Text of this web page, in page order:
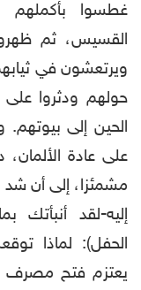
غطسوا بأكملهم
القسيس، ثم
ويرتعشون في
حولهم ودثروا
الحين إلى بيوتهم.
على عادة
مشمئزا، إلى أن شد
إليه-لقد أنبأتك
الحفل): لماذا
يعتزم فتح مصرف